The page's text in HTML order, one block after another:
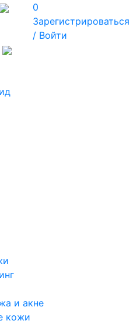
0
Зарегистрироваться
/ Войти
и акне
кожи